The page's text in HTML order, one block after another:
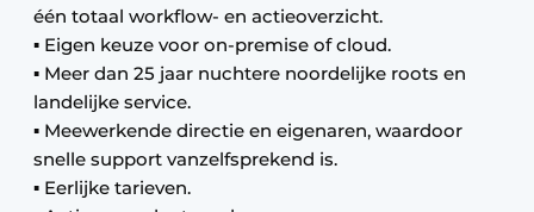
één totaal workflow- en actieoverzicht.
▪ Eigen keuze voor on-premise of cloud.
▪ Meer dan 25 jaar nuchtere noordelijke roots en
landelijke service.
▪ Meewerkende directie en eigenaren, waardoor
snelle support vanzelfsprekend is.
▪ Eerlijke tarieven.